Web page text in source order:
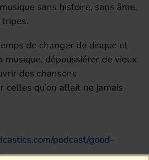
sans histoire, sans âme,
de changer de disque et
musique, dépoussiérer de vieux
des chansons
celles qu’on allait ne jamais
podcast/good-